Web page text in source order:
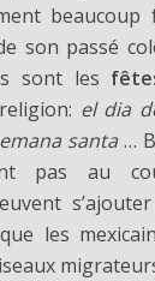
son passé
sont les
el dia
santa …
pas au
que les